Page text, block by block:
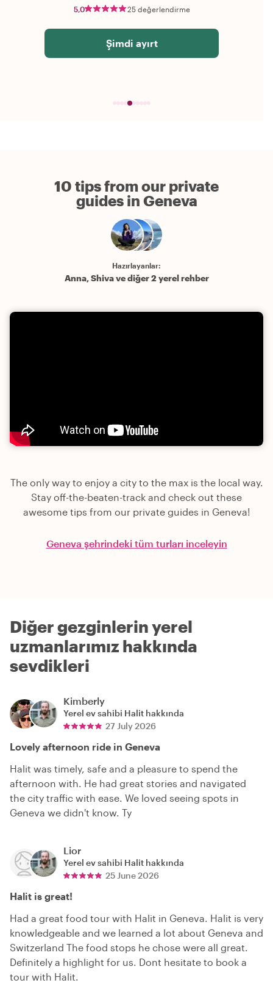
5,0 25 değerlendirme
Şimdi ayırt
10 tips from our private
guides in Geneva
Hazırlayanlar:
Anna, Shiva ve diğer 2 yerel rehber
The only way to enjoy a city to the max is the local way.
Stay off-the-beaten-track and check out these
awesome tips from our private guides in Geneva!
Geneva şehrindeki tüm turları inceleyin
Diğer gezginlerin yerel
uzmanlarımız hakkında
sevdikleri
Kimberly
Yerel ev sahibi Halit hakkında
27 July 2026
Lovely afternoon ride in Geneva
Halit was timely, safe and a pleasure to spend the
afternoon with. He had great stories and navigated
the city traffic with ease. We loved seeing spots in
Geneva we didn't know. Ty
Lior
Yerel ev sahibi Halit hakkında
25 June 2026
Halit is great!
Had a great food tour with Halit in Geneva. Halit is very
knowledgeable and we learned a lot about Geneva and
Switzerland The food stops he chose were all great.
Definitely a highlight for us. Dont hesitate to book a
tour with Halit.